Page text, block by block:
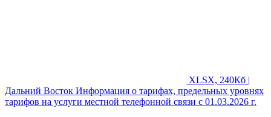
XLSX, 240Кб |
Дальний Восток Информация о тарифах, предельных уровнях
тарифов на услуги местной телефонной связи с 01.03.2026 г.